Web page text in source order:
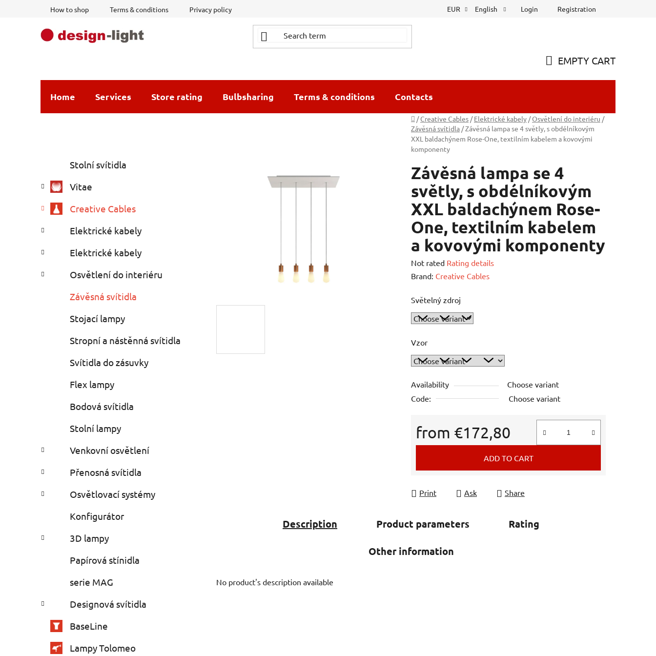
How to shop Terms & conditions Privacy policy EUR English Login Registration
EMPTY CART
Home Services Store rating Bulbsharing Terms & conditions Contacts
Home
/ Creative Cables / Elektrické kabely / Osvětlení do interiéru /
Závěsná svítidla /Závěsná lampa se 4 světly, s obdélníkovým
XXL baldachýnem Rose-One, textilním kabelem a kovovými
komponenty
d
b
r
categories
e
o
i
s
Stolní svítidla
Vitae
Creative Cables
Elektrické kabely
Elektrické kabely
Osvětlení do interiéru
Závěsná svítidla
Stojací lampy
Stropní a nástěnná svítidla
Svítidla do zásuvky
Flex lampy
Bodová svítidla
Stolní lampy
Venkovní osvětlení
Přenosná svítidla
Osvětlovací systémy
Konfigurátor
3D lampy
Papírová stínidla
serie MAG
Designová svítidla
BaseLine
Lampy Tolomeo
Závěsná lampa se 4
světly, s obdélníkovým
XXL baldachýnem Rose-
One, textilním kabelem
a kovovými komponenty
The
average
rating
is
out
of
5
stars.
Not rated Rating details
Brand: Creative Cables
Světelný zdroj
Vzor
Availability
Choose variant
Code:
Choose variant
from €172,80
Measure price:
ADD TO CART
Print Ask Share
Description Product parameters Rating
Other information
No product's description available